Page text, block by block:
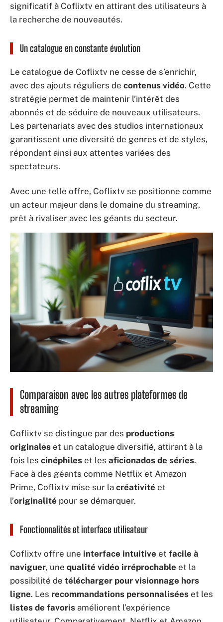
significatif à Coflixtv en attirant des utilisateurs à
la recherche de nouveautés.
Un catalogue en constante évolution
Le catalogue de Coflixtv ne cesse de s’enrichir,
avec des ajouts réguliers de contenus vidéo. Cette
stratégie permet de maintenir l’intérêt des
abonnés et de séduire de nouveaux utilisateurs.
Les partenariats avec des studios internationaux
garantissent une diversité de genres et de styles,
répondant ainsi aux attentes variées des
spectateurs.
Avec une telle offre, Coflixtv se positionne comme
un acteur majeur dans le domaine du streaming,
prêt à rivaliser avec les géants du secteur.
Comparaison avec les autres plateformes de
streaming
Coflixtv se distingue par des productions
originales et un catalogue diversifié, attirant à la
fois les cinéphiles et les aficionados de séries.
Face à des géants comme Netflix et Amazon
Prime, Coflixtv mise sur la créativité et
l’originalité pour se démarquer.
Fonctionnalités et interface utilisateur
Coflixtv offre une interface intuitive et facile à
naviguer, une qualité vidéo irréprochable et la
possibilité de télécharger pour visionnage hors
ligne. Les recommandations personnalisées et les
listes de favoris améliorent l’expérience